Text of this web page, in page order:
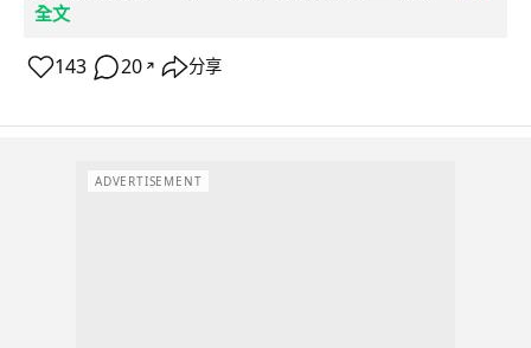
全文
143 20 ↗ 分享
ADVERTISEMENT